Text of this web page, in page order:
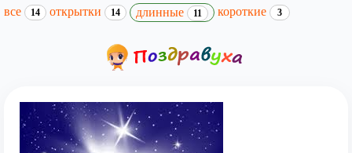
все 14 открытки 14 длинные 11 короткие 3